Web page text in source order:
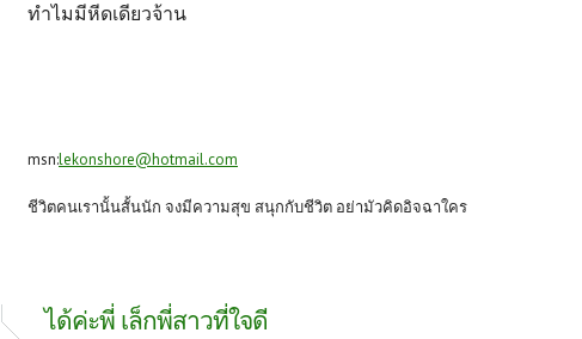
ทำไมมีหีดเดียวจ้าน
msn:lekonshore@hotmail.com
ชีวิตคนเรานั้นสั้นนัก จงมีความสุข สนุกกับชีวิต อย่ามัวคิดอิจฉาใคร
ได้ค่ะพี่ เล็กพี่สาวที่ใจดี